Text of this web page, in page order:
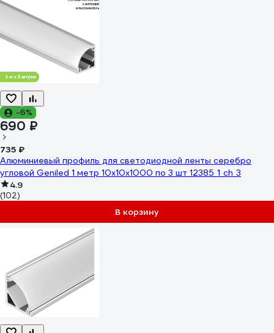
-6%
690 ₽
735 ₽
Алюминиевый профиль для светодиодной ленты серебро
угловой Geniled 1 метр 10x10x1000 по 3 шт 12385_1_ch_3
4.9
(102)
В корзину